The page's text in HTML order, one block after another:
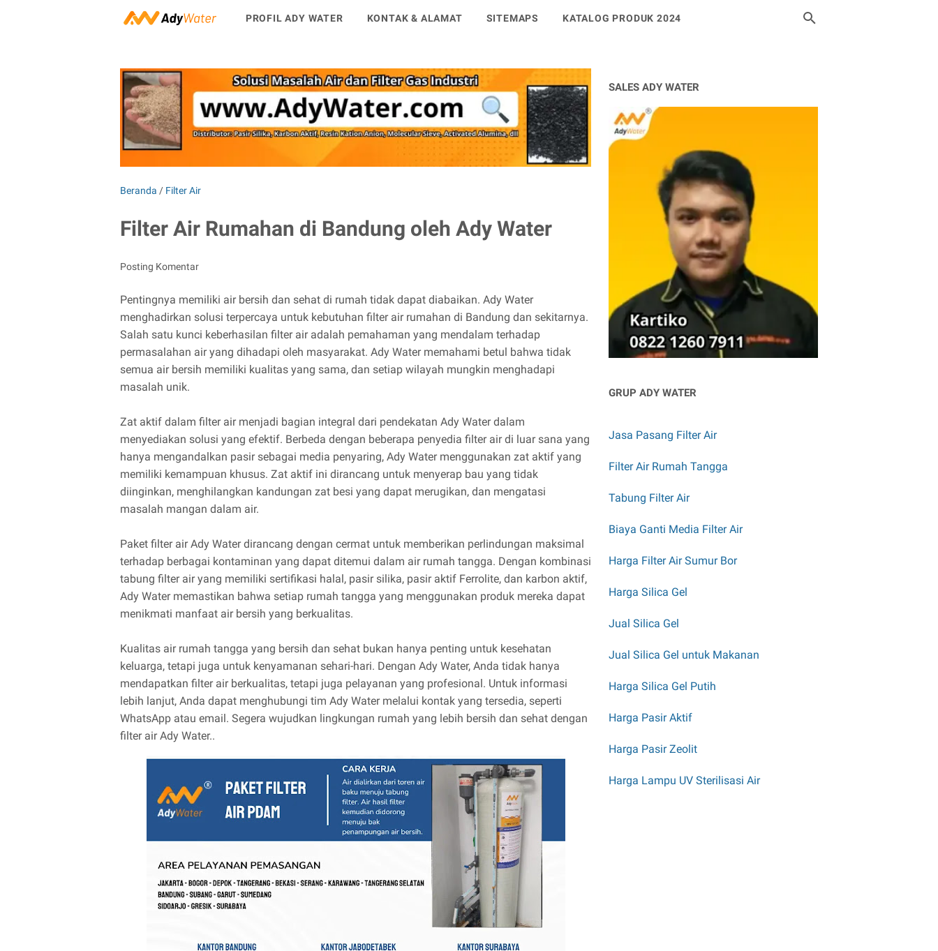
PROFIL ADY WATER KONTAK & ALAMAT SITEMAPS KATALOG PRODUK 2024
Beranda / Filter Air
Filter Air Rumahan di Bandung oleh Ady Water
Posting Komentar
Pentingnya memiliki air bersih dan sehat di rumah tidak dapat diabaikan. Ady Water
menghadirkan solusi terpercaya untuk kebutuhan filter air rumahan di Bandung dan sekitarnya.
Salah satu kunci keberhasilan filter air adalah pemahaman yang mendalam terhadap
permasalahan air yang dihadapi oleh masyarakat. Ady Water memahami betul bahwa tidak
semua air bersih memiliki kualitas yang sama, dan setiap wilayah mungkin menghadapi
masalah unik.
Zat aktif dalam filter air menjadi bagian integral dari pendekatan Ady Water dalam
menyediakan solusi yang efektif. Berbeda dengan beberapa penyedia filter air di luar sana yang
hanya mengandalkan pasir sebagai media penyaring, Ady Water menggunakan zat aktif yang
memiliki kemampuan khusus. Zat aktif ini dirancang untuk menyerap bau yang tidak
diinginkan, menghilangkan kandungan zat besi yang dapat merugikan, dan mengatasi
masalah mangan dalam air.
Paket filter air Ady Water dirancang dengan cermat untuk memberikan perlindungan maksimal
terhadap berbagai kontaminan yang dapat ditemui dalam air rumah tangga. Dengan kombinasi
tabung filter air yang memiliki sertifikasi halal, pasir silika, pasir aktif Ferrolite, dan karbon aktif,
Ady Water memastikan bahwa setiap rumah tangga yang menggunakan produk mereka dapat
menikmati manfaat air bersih yang berkualitas.
Kualitas air rumah tangga yang bersih dan sehat bukan hanya penting untuk kesehatan
keluarga, tetapi juga untuk kenyamanan sehari-hari. Dengan Ady Water, Anda tidak hanya
mendapatkan filter air berkualitas, tetapi juga pelayanan yang profesional. Untuk informasi
lebih lanjut, Anda dapat menghubungi tim Ady Water melalui kontak yang tersedia, seperti
WhatsApp atau email. Segera wujudkan lingkungan rumah yang lebih bersih dan sehat dengan
filter air Ady Water..
SALES ADY WATER
GRUP ADY WATER
Jasa Pasang Filter Air
Filter Air Rumah Tangga
Tabung Filter Air
Biaya Ganti Media Filter Air
Harga Filter Air Sumur Bor
Harga Silica Gel
Jual Silica Gel
Jual Silica Gel untuk Makanan
Harga Silica Gel Putih
Harga Pasir Aktif
Harga Pasir Zeolit
Harga Lampu UV Sterilisasi Air